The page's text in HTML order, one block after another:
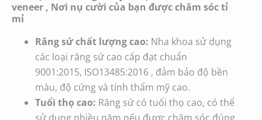
veneer , Nơi nụ cười của bạn được chăm sóc tỉ
mỉ
Răng sứ chất lượng cao: Nha khoa sử dụng
các loại răng sứ cao cấp đạt chuẩn
9001:2015, ISO13485:2016 , đảm bảo độ bền
màu, độ cứng và tính thẩm mỹ cao.
Tuổi thọ cao: Răng sứ có tuổi thọ cao, có thể